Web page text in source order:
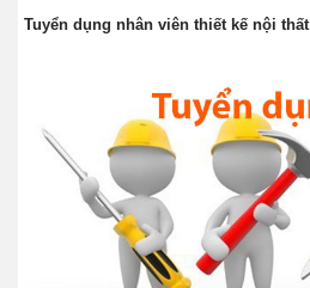
Tuyển dụng nhân viên thiết kế nội thất